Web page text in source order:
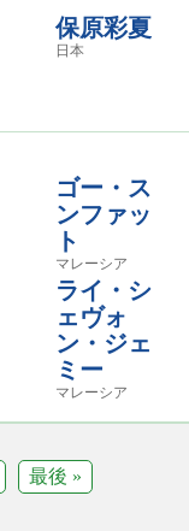
保原彩夏
日本
ゴー・ス
ンファッ
ト
マレーシア
ライ・シ
ェヴォ
ン・ジェ
ミー
マレーシア
最後 »